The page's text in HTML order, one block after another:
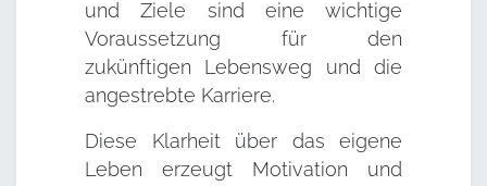
und Ziele sind eine wichtige
Voraussetzung für den
zukünftigen Lebensweg und die
angestrebte Karriere.
Diese Klarheit über das eigene
Leben erzeugt Motivation und